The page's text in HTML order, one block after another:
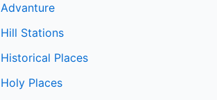
Advanture
Hill Stations
Historical Places
Holy Places